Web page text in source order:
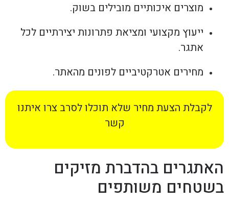
מוצרים איכותיים מובילים בשוק.
ייעוץ מקצועי ומציאת פתרונות יצירתיים לכל
אתגר.
מחירים אטרקטיביים לפונים מהאתר.
לקבלת הצעת מחיר שלא תוכלו לסרב צרו איתנו
קשר
האתגרים בהדברת מזיקים
בשטחים משותפים